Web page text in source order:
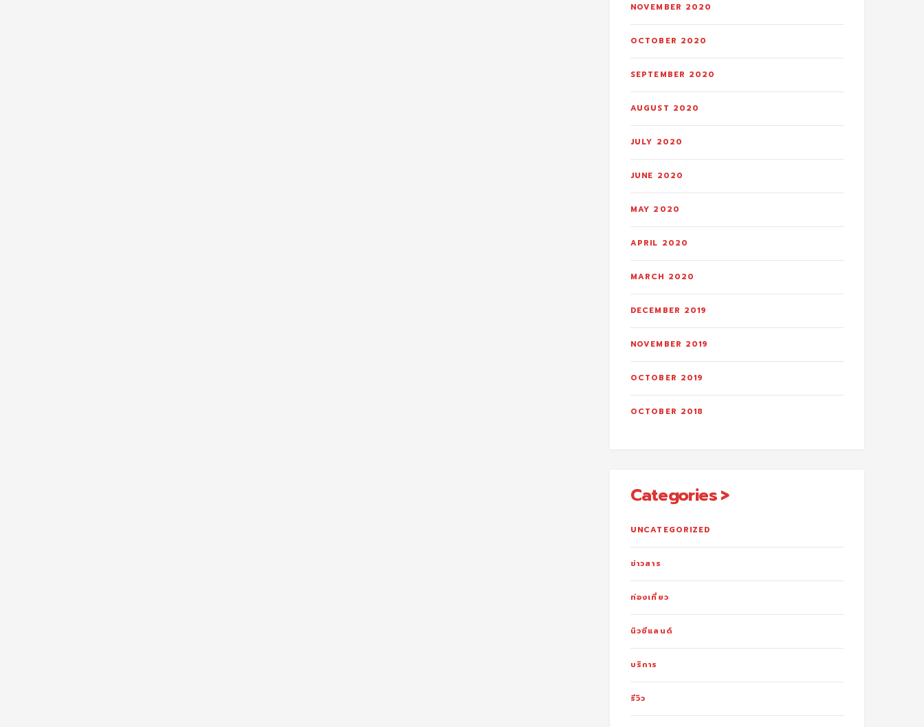
NOVEMBER 2020
OCTOBER 2020
SEPTEMBER 2020
AUGUST 2020
JULY 2020
JUNE 2020
MAY 2020
APRIL 2020
MARCH 2020
DECEMBER 2019
NOVEMBER 2019
OCTOBER 2019
OCTOBER 2018
Categories
UNCATEGORIZED
ข่าวสาร
ท่องเที่ยว
นิวซีแลนด์
บริการ
รีวิว